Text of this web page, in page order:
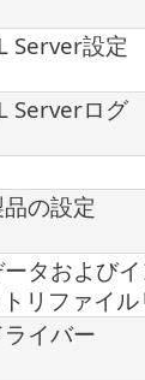
Server設定
Serverログ
品の設定
ータおよび
リファイル
ライバー